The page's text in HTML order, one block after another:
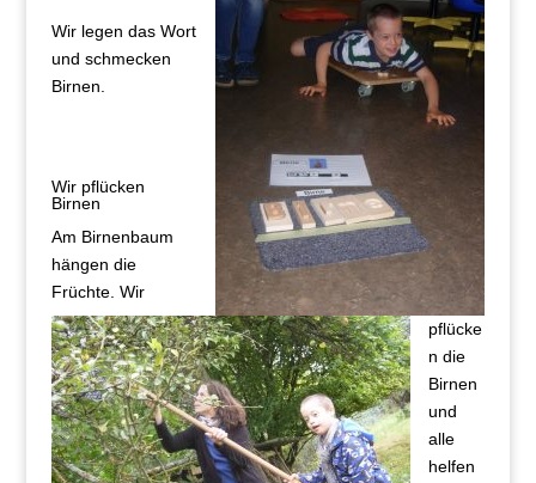
Wir legen das Wort
und schmecken
Birnen.
Wir pflücken
Birnen
Am Birnenbaum
hängen die
Früchte. Wir
pflücke
n die
Birnen
und
alle
helfen